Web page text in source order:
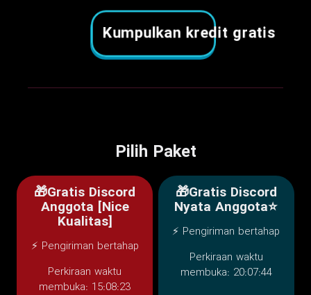
Kumpulkan kredit gratis
Pilih Paket
🎁Gratis Discord
Anggota [Nice
Kualitas]
⚡ Pengiriman bertahap
Perkiraan waktu
membuka: 15:08:23
🎁Gratis Discord
Nyata Anggota⭐
⚡ Pengiriman bertahap
Perkiraan waktu
membuka: 20:07:44